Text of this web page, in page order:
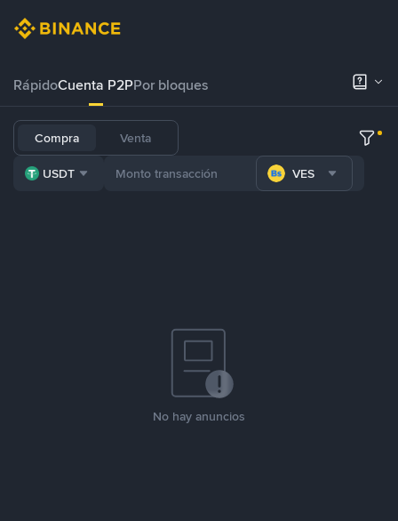
RápidoCuenta P2PPor bloques
Compra Venta
USDT VES
No hay anuncios